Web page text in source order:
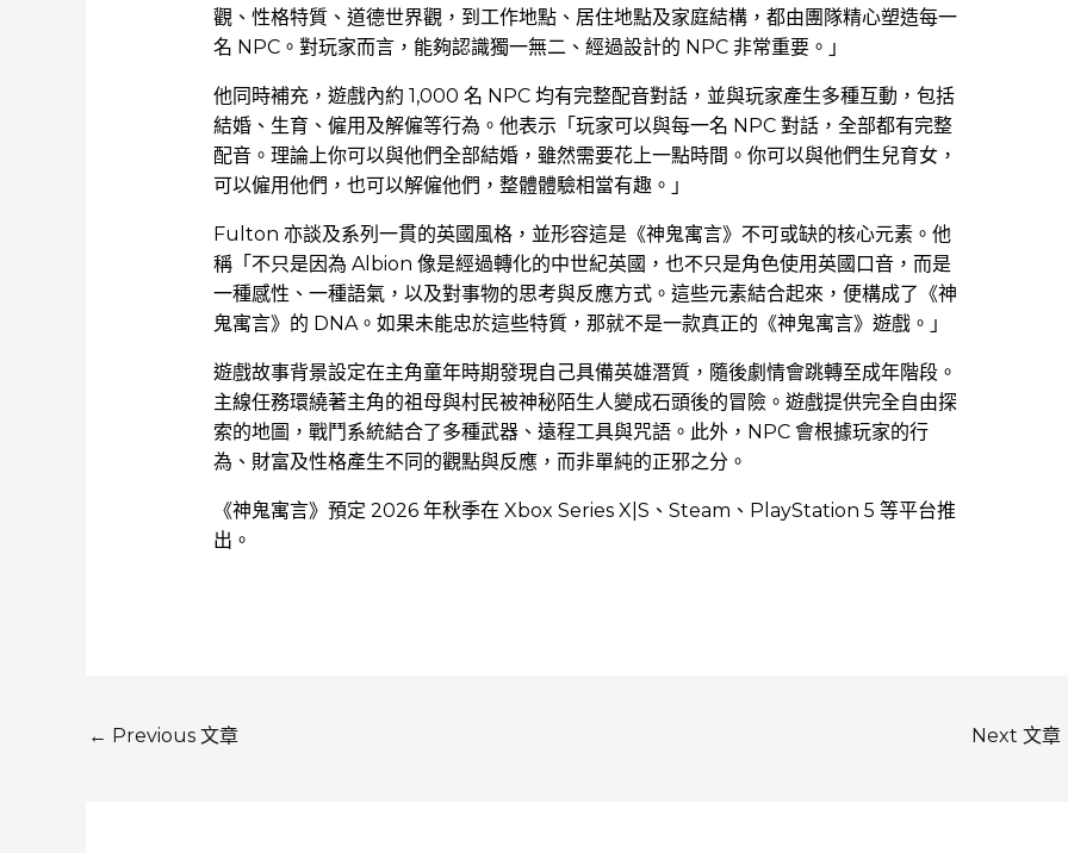
觀、性格特質、道德世界觀，到工作地點、居住地點及家庭結構，都由團隊精心塑造每一
名 NPC。對玩家而言，能夠認識獨一無二、經過設計的 NPC 非常重要。」
他同時補充，遊戲內約 1,000 名 NPC 均有完整配音對話，並與玩家產生多種互動，包括
結婚、生育、僱用及解僱等行為。他表示「玩家可以與每一名 NPC 對話，全部都有完整
配音。理論上你可以與他們全部結婚，雖然需要花上一點時間。你可以與他們生兒育女，
可以僱用他們，也可以解僱他們，整體體驗相當有趣。」
Fulton 亦談及系列一貫的英國風格，並形容這是《神鬼寓言》不可或缺的核心元素。他
稱「不只是因為 Albion 像是經過轉化的中世紀英國，也不只是角色使用英國口音，而是
一種感性、一種語氣，以及對事物的思考與反應方式。這些元素結合起來，便構成了《神
鬼寓言》的 DNA。如果未能忠於這些特質，那就不是一款真正的《神鬼寓言》遊戲。」
遊戲故事背景設定在主角童年時期發現自己具備英雄潛質，隨後劇情會跳轉至成年階段。
主線任務環繞著主角的祖母與村民被神秘陌生人變成石頭後的冒險。遊戲提供完全自由探
索的地圖，戰鬥系統結合了多種武器、遠程工具與咒語。此外，NPC 會根據玩家的行
為、財富及性格產生不同的觀點與反應，而非單純的正邪之分。
《神鬼寓言》預定 2026 年秋季在 Xbox Series X|S、Steam、PlayStation 5 等平台推
出。
← Previous 文章 Next 文章